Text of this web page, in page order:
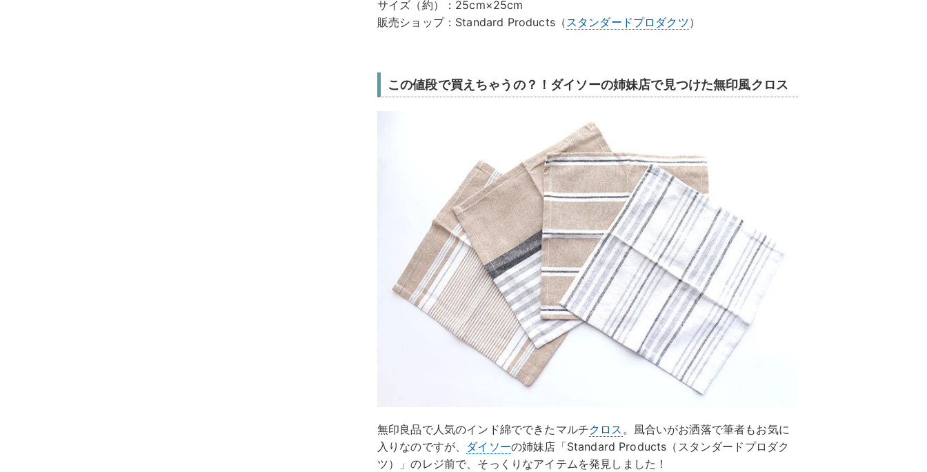
サイズ（約）：25cm×25cm
販売ショップ：Standard Products（スタンダードプロダクツ）
この値段で買えちゃうの？！ダイソーの姉妹店で見つけた無印風クロス
無印良品で人気のインド綿でできたマルチクロス 。風合いがお洒落で筆者もお気に
入りなのですが、 ダイソーの姉妹店「Standard Products（スタンダードプロダク
ツ）」のレジ前で、そっくりなアイテムを発見しました！